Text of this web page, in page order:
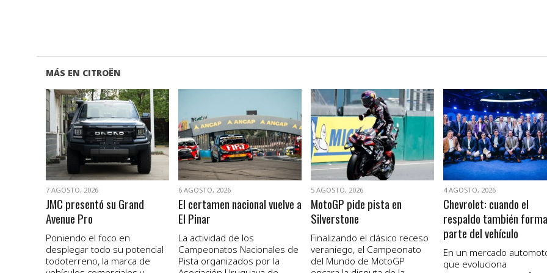
MÁS EN CITROËN
VER NOTA
7 AGOSTO, 2026
JMC presentó su Grand
Avenue Pro
Poniendo el foco en
desplegar todo su potencial
todoterreno, la marca de
VER NOTA
6 AGOSTO, 2026
El certamen nacional vuelve a
El Pinar
La actividad de los
Campeonatos Nacionales de
Pista organizados por la
VER NOTA
5 AGOSTO, 2026
MotoGP pide pista en
Silverstone
Finalizando el clásico receso
veraniego, el Campeonato
del Mundo de MotoGP
VER NOTA
4 AGOSTO, 2026
Chevrolet: cuando el
respaldo también forma
parte del vehículo
En un mercado
que evoluciona